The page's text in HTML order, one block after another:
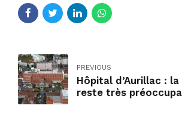
PREVIOUS
Hôpital d’Aurillac :
reste très